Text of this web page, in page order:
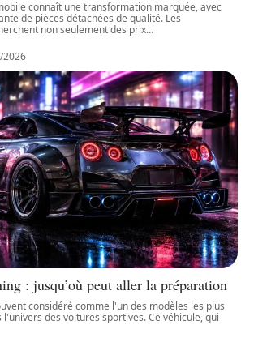
connaît une transformation marquée, avec
de pièces détachées de qualité. Les
non seulement des prix…
2026
: jusqu’où peut aller la préparation
considéré comme l'un des modèles les plus
des voitures sportives. Ce véhicule, qui